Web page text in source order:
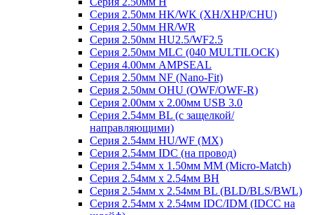
Серия 2.50мм HK/WK (XH/XHP/CHU)
Серия 2.50мм HR/WR
Серия 2.50мм HU2.5/WF2.5
Серия 2.50мм MLC (040 MULTILOCK)
Серия 4.00мм AMPSEAL
Серия 2.50мм NF (Nano-Fit)
Серия 2.50мм OHU (OWF/OWF-R)
Серия 2.00мм x 2.00мм USB 3.0
Серия 2.54мм BL (с защелкой/
направляющими)
Серия 2.54мм HU/WF (MX)
Серия 2.54мм IDC (на провод)
Серия 2.54мм х 1.50мм MM (Micro-Match)
Серия 2.54мм х 2.54мм BH
Серия 2.54мм х 2.54мм BL (BLD/BLS/BWL)
Серия 2.54мм х 2.54мм IDC/IDM (IDCC на